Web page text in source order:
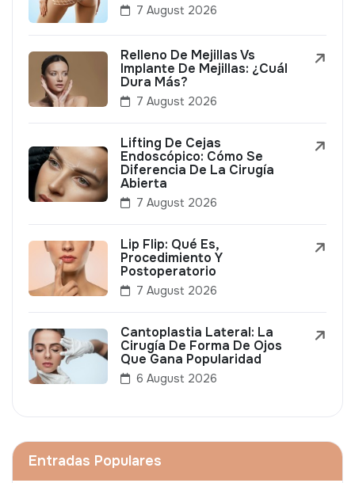
7 August 2026
Relleno De Mejillas Vs
Implante De Mejillas: ¿Cuál
Dura Más?
7 August 2026
Lifting De Cejas
Endoscópico: Cómo Se
Diferencia De La Cirugía
Abierta
7 August 2026
Lip Flip: Qué Es,
Procedimiento Y
Postoperatorio
7 August 2026
Cantoplastia Lateral: La
Cirugía De Forma De Ojos
Que Gana Popularidad
6 August 2026
Entradas Populares